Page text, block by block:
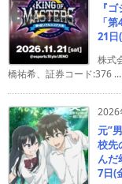
『
「
21日
株式
橋祐希、証券コード:376 ...
2026
元”
校先
んだ
7日(